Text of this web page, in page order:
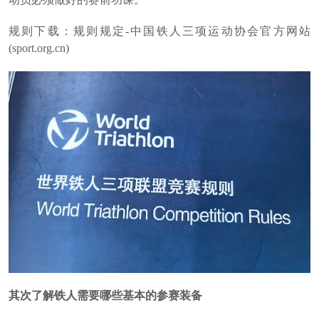
规则下载：规则规定-中国铁人三项运动协会官方网站
(sport.org.cn)
其次了解铁人需要哪些基本的参赛装备